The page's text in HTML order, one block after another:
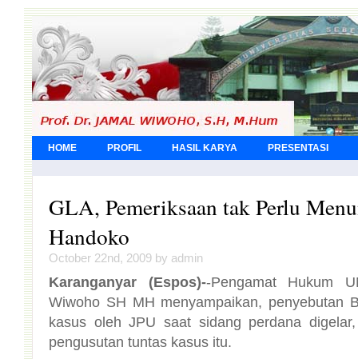
HOME PROFIL HASIL KARYA PRESENTASI
GLA, Pemeriksaan tak Perlu
Handoko
October 22nd, 2009 by admin
Karanganyar (Espos)--Pengamat Hukum
Wiwoho SH MH
kasus oleh JPU saat sidang
pengusutan tuntas kasus itu.